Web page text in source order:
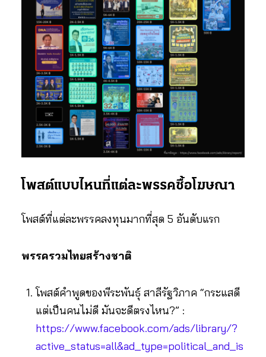
โพสต์แบบไหนที่แต่ละพรรคซื้อโฆษณา
โพสต์ที่แต่ละพรรคลงทุนมากที่สุด 5 อันดับแรก
พรรครวมไทยสร้างชาติ
โพสต์คำพูดของพีระพันธุ์ สาลีรัฐวิภาค “กระแสดี
แต่เป็นคนไม่ดี มันจะดีตรงไหน?” :
https://www.facebook.com/ads/library/?
active_status=all&ad_type=political_and_is